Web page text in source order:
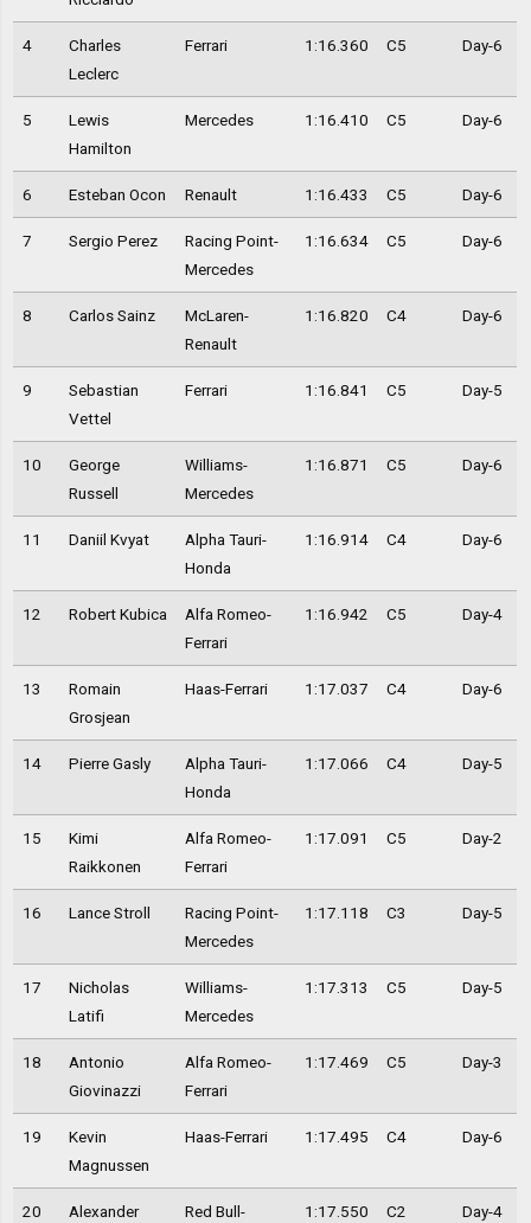
4
Charles
Leclerc
Ferrari 1:16.360 C5 Day-6
5
Lewis
Hamilton
Mercedes 1:16.410 C5 Day-6
6 Esteban Ocon Renault 1:16.433 C5 Day-6
7 Sergio Perez
Racing Point-
Mercedes
1:16.634 C5 Day-6
8 Carlos Sainz
McLaren-
Renault
1:16.820 C4 Day-6
9
Sebastian
Vettel
Ferrari 1:16.841 C5 Day-5
10
George
Russell
Williams-
Mercedes
1:16.871 C5 Day-6
11 Daniil Kvyat
Alpha Tauri-
Honda
1:16.914 C4 Day-6
12 Robert Kubica
Alfa Romeo-
Ferrari
1:16.942 C5 Day-4
13
Romain
Grosjean
Haas-Ferrari 1:17.037 C4 Day-6
14 Pierre Gasly
Alpha Tauri-
Honda
1:17.066 C4 Day-5
15
Kimi
Raikkonen
Alfa Romeo-
Ferrari
1:17.091 C5 Day-2
16 Lance Stroll
Racing Point-
Mercedes
1:17.118 C3 Day-5
17
Nicholas
Latifi
Williams-
Mercedes
1:17.313 C5 Day-5
18
Antonio
Giovinazzi
Alfa Romeo-
Ferrari
1:17.469 C5 Day-3
19
Kevin
Magnussen
Haas-Ferrari 1:17.495 C4 Day-6
20
Alexander
Red Bull-
1:17.550 C2 Day-4